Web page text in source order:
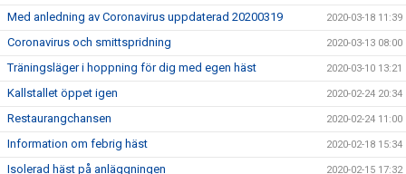
Med anledning av Coronavirus uppdaterad 20200319 2020-03-18 11:39
Coronavirus och smittspridning 2020-03-13 08:00
Träningsläger i hoppning för dig med egen häst 2020-03-10 13:21
Kallstallet öppet igen 2020-02-24 20:34
Restaurangchansen 2020-02-24 11:00
Information om febrig häst 2020-02-18 15:34
Isolerad häst på anläggningen 2020-02-15 17:32